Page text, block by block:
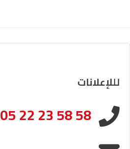
لللإعلانات
05 22 23 58 58